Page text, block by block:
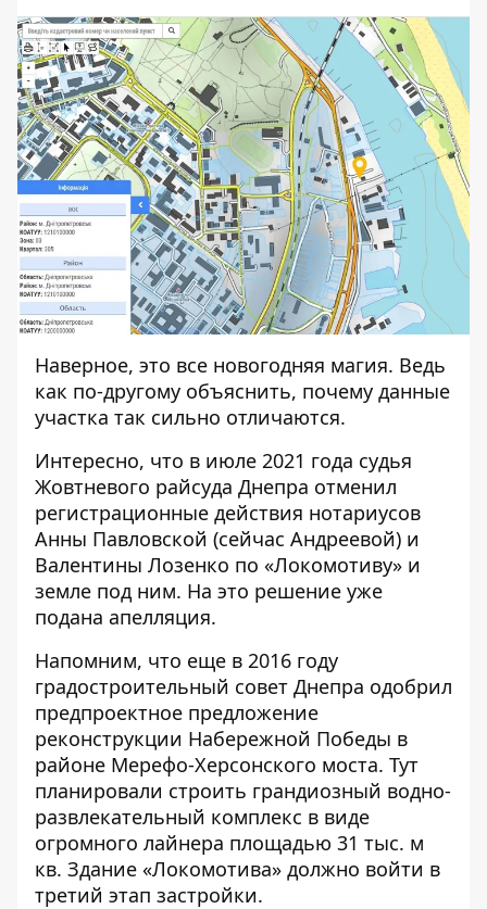
Наверное, это все новогодняя магия. Ведь
как по-другому объяснить, почему данные
участка так сильно отличаются.
Интересно, что в июле 2021 года судья
Жовтневого райсуда Днепра отменил
регистрационные действия нотариусов
Анны Павловской (сейчас Андреевой) и
Валентины Лозенко по «Локомотиву» и
земле под ним. На это решение уже
подана апелляция.
Напомним, что еще в 2016 году
градостроительный совет Днепра одобрил
предпроектное предложение
реконструкции Набережной Победы в
районе Мерефо-Херсонского моста. Тут
планировали строить грандиозный водно-
развлекательный комплекс в виде
огромного лайнера площадью 31 тыс. м
кв. Здание «Локомотива» должно войти в
третий этап застройки.